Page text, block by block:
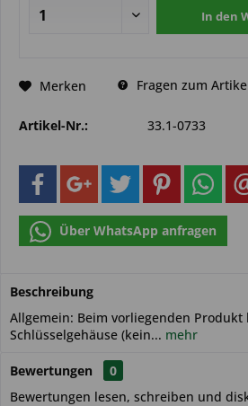
In den
Merken Fragen zum
Artikel-Nr.: 33.1-0733
Über WhatsApp anfragen
Beschreibung
Allgemein: Beim vorliegenden
Schlüsselgehäuse (kein... mehr
Bewertungen
0
Bewertungen lesen, schreiben und